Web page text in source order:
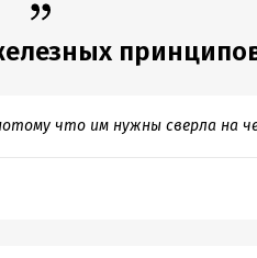
что им нужны сверла на